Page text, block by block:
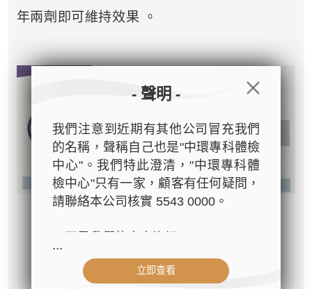
年兩劑即可維持效果 。
- 聲明 -
我們注意到近期有其他公司冒充我們
的名稱，聲稱自己也是"中環專科體檢
中心"。我們特此澄清，"中環專科體
檢中心"只有一家，顧客有任何疑問，
請聯絡本公司核實 5543 0000。
- 公司名稱：中環專科體檢中心（The
Central Health Center）
...
立即查看